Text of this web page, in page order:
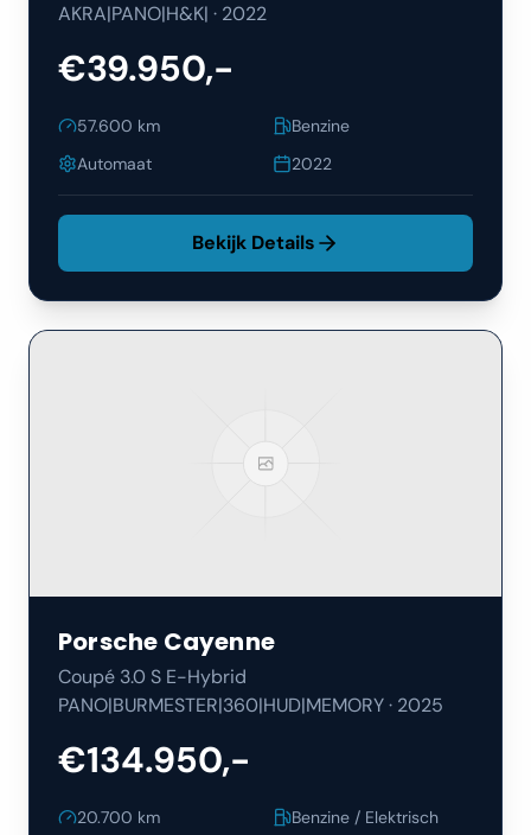
AKRA|PANO|H&K| · 2022
€39.950,-
57.600 km
Benzine
Automaat
2022
Bekijk Details
Porsche Cayenne
Coupé 3.0 S E-Hybrid
PANO|BURMESTER|360|HUD|MEMORY· 2025
€134.950,-
20.700 km Benzine / Elektrisch